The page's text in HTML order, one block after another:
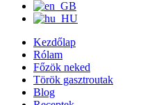
Kezdőlap
Rólam
Főzök neked
Török gasztroutak
Blog